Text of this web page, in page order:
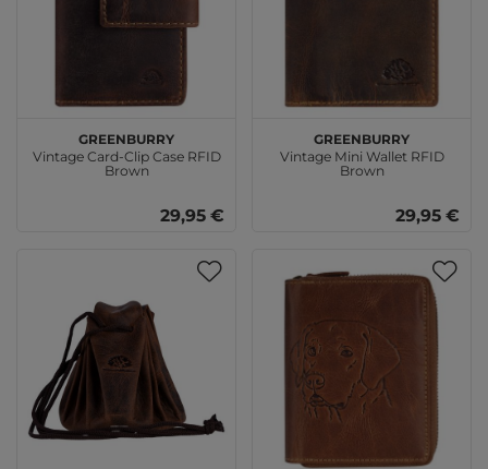
GREENBURRY
Vintage Card-Clip Case RFID
Brown
29,95 €
GREENBURRY
Vintage Mini Wallet RFID
Brown
29,95 €